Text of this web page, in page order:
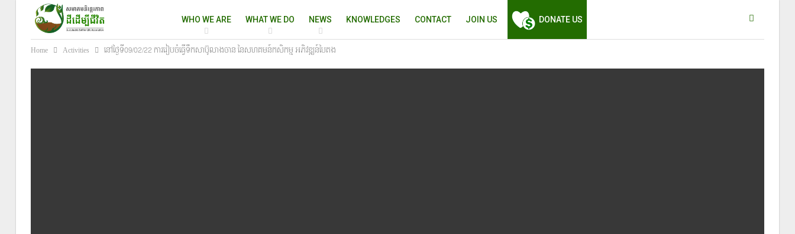
WHO WE ARE WHAT WE DO NEWS KNOWLEDGES CONTACT JOIN US DONATE US
Home Activities នៅថ្ងៃទី09/02/22 ការរៀបចំធ្វើទឹកសាប៊ូលាងចាន នៃសហគមន៍កសិកម្ម អភិវឌ្ឍន៍បៃតង​